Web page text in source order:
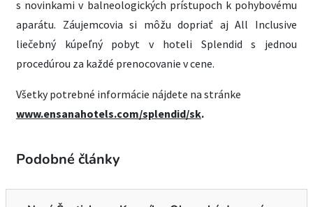
s novinkami v balneologických prístupoch k pohybovému
aparátu. Záujemcovia si môžu dopriať aj All Inclusive
liečebný kúpeľný pobyt v hoteli Splendid s jednou
procedúrou za každé prenocovanie v cene.
Všetky potrebné informácie nájdete na stránke
www.ensanahotels.com/splendid/sk.
Podobné články